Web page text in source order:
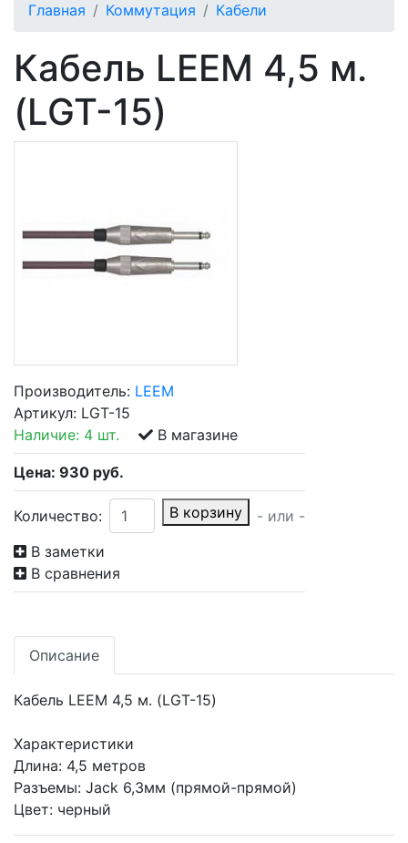
Главная Коммутация Кабели
Кабель LEEM 4,5 м.
(LGT-15)
Производитель: LEEM
Артикул: LGT-15
Наличие: 4 шт. В магазине
Цена: 930 руб.
Количество: В корзину
- или -
В заметки
В сравнения
Описание
Кабель LEEM 4,5 м. (LGT-15)
Характеристики
Длина: 4,5 метров
Разъемы: Jack 6,3мм (прямой-прямой)
Цвет: черный